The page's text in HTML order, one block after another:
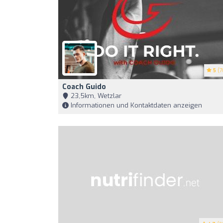
5
Coach Guido
23,5km, Wetzlar
Informationen und Kontaktdaten anzeigen